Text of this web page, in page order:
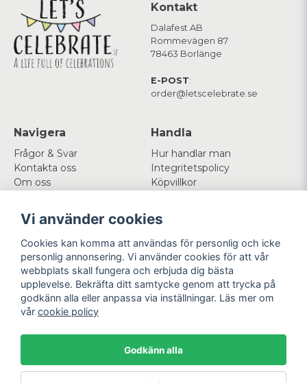
Kontakt
Dalafest AB
Rommevägen 87
78463 Borlänge
E-POST:
order@letscelebrate.se
Navigera
Frågor & Svar
Kontakta oss
Om oss
Handla
Hur handlar man
Integritetspolicy
Köpvillkor
Mitt konto
Logga in
Registrera dig
Glömt lösenord?
Följ oss
Facebook
Instagram
Betala enkelt Vi levererar med
Vi använder cookies
Cookies kan komma att användas för personlig och icke
personlig annonsering. Vi använder cookies för att vår
webbplats skall fungera och erbjuda dig bästa
upplevelse. Bekräfta ditt samtycke genom att trycka på
godkänn alla eller anpassa via inställningar. Läs mer om
vår cookie policy
Godkänn alla